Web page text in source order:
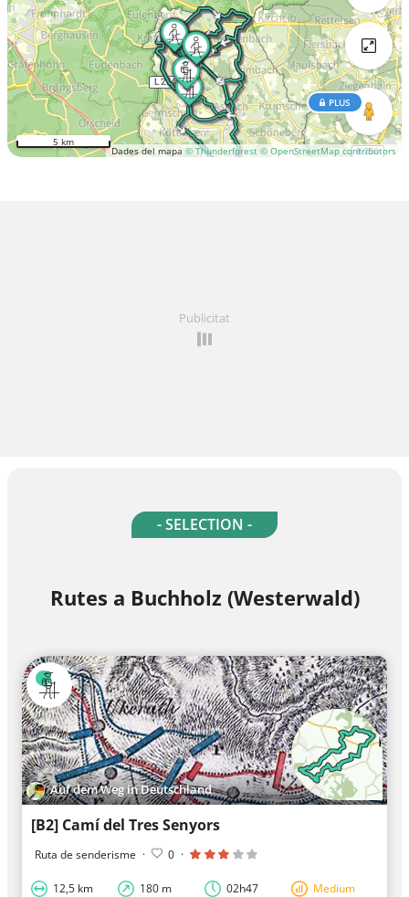
Dades del mapa © Thunderforest © OpenStreetMap contributors
PLUS
5 km
Publicitat
- SELECTION -
Rutes a Buchholz (Westerwald)
Auf dem Weg in Deutschland
[B2] Camí del Tres Senyors
Ruta de senderisme · 0 ·
12,5 km 180 m 02h47 Medium